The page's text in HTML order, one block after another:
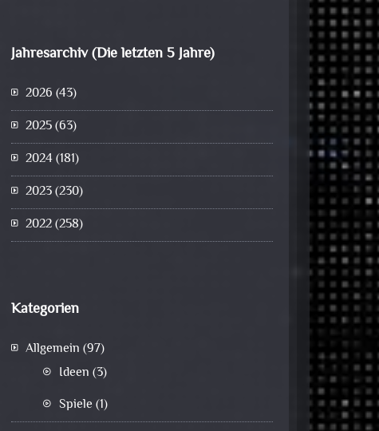
Jahresarchiv (Die letzten 5 Jahre)
2026 (43)
2025(63)
2024(181)
2023(230)
2022(258)
Kategorien
Allgemein (97)
Ideen (3)
Spiele (1)